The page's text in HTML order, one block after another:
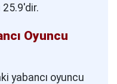
Oyuncu
yabancı oyuncu